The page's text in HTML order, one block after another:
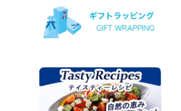
クシノマブロ
アギヨルギティコ
コチファリ
マンディラリ
リャティコ
ヴゾマト